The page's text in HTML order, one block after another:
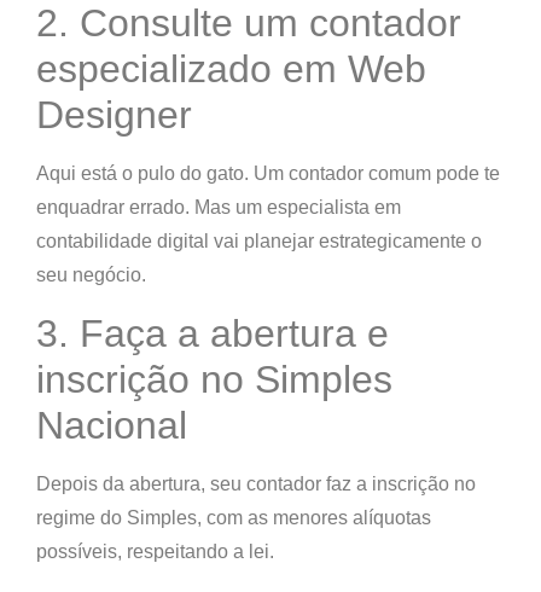
2. Consulte um contador
especializado em Web
Designer
Aqui está o pulo do gato. Um contador comum pode te
enquadrar errado. Mas um especialista em
contabilidade digital vai planejar estrategicamente o
seu negócio.
3. Faça a abertura e
inscrição no Simples
Nacional
Depois da abertura, seu contador faz a inscrição no
regime do Simples, com as menores alíquotas
possíveis, respeitando a lei.